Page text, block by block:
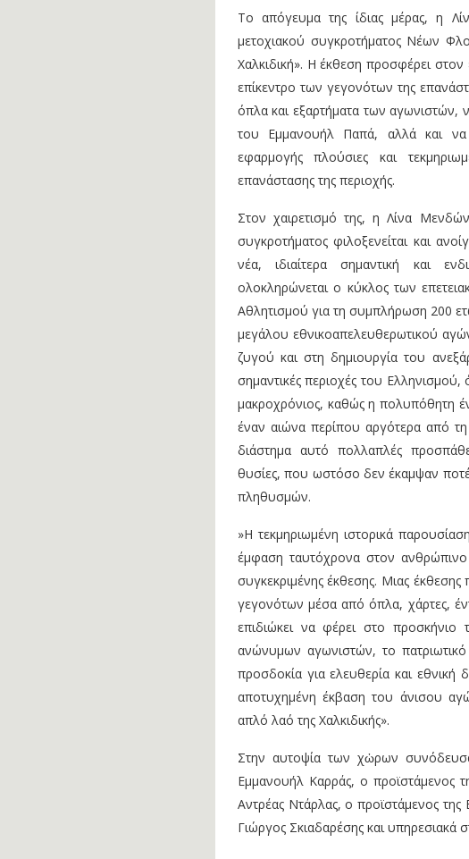
Το απόγευμα της ίδιας μέρας, η
μετοχιακού συγκροτήματος Νέων
Χαλκιδική». Η έκθεση προσφέρει στον
επίκεντρο των γεγονότων της
όπλα και εξαρτήματα των αγωνιστών,
του Εμμανουήλ Παπά, αλλά και να
εφαρμογής πλούσιες και
επανάστασης της περιοχής.
Στον χαιρετισμό της, η Λίνα
συγκροτήματος φιλοξενείται και
νέα, ιδιαίτερα σημαντική και
ολοκληρώνεται ο κύκλος των
Αθλητισμού για τη συμπλήρωση 200
μεγάλου εθνικοαπελευθερωτικού
ζυγού και στη δημιουργία του
σημαντικές περιοχές του
μακροχρόνιος, καθώς η πολυπόθητη
έναν αιώνα περίπου αργότερα από
διάστημα αυτό πολλαπλές
θυσίες, που ωστόσο δεν έκαμψαν
πληθυσμών.
»Η τεκμηριωμένη ιστορικά
έμφαση ταυτόχρονα στον
συγκεκριμένης έκθεσης. Μιας
γεγονότων μέσα από όπλα, χάρτες,
επιδιώκει να φέρει στο
ανώνυμων αγωνιστών, το
προσδοκία για ελευθερία και
αποτυχημένη έκβαση του άνισου
απλό λαό της Χαλκιδικής».
Στην αυτοψία των χὠρων
Εμμανουήλ Καρράς, ο προϊστάμενος
Αντρέας Ντάρλας, ο προϊστάμενος
Γιώργος Σκιαδαρέσης και υπηρεσιακά